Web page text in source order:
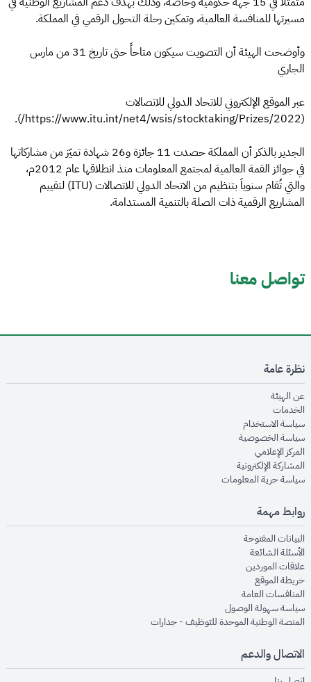
مسيرتها للمنافسة العالمية، وتمكين رحلة التحول الرقمي في المملكة.
وأوضحت الهيئة أن التصويت سيكون متاحاً حتى تاريخ 31 من مارس
الجاري
عبر الموقع الإلكتروني للاتحاد الدولي للاتصالات
(https://www.itu.int/net4/wsis/stocktaking/Prizes/2022/).
الجدير بالذكر أن المملكة حصدت 11 جائزة و26 شهادة تميّز من مشاركاتها
في جوائز القمة العالمية لمجتمع المعلومات منذ انطلاقها عام 2012م،
والتي تُقام سنوياَ بتنظيم من الاتحاد الدولي للاتصالات (ITU) لتقييم
المشاريع الرقمية ذات الصلة بالتنمية المستدامة.
تواصل معنا
نظرة عامة
عن الهيئةopens in new window
الخدماتopens in new window
سياسة الاستخدام
سياسة الخصوصيةopens in new window
المركز الإعلاميopens in new window
المشاركة الإلكترونيةopens in new window
سياسة حرية المعلوماتopens in new window
روابط مهمة
البيانات المفتوحةopens in new window
الأسئلة الشائعةopens in new window
علاقات الموردينopens in new window
خريطة الموقعopens in new window
المنافسات العامةopens in new window
سياسة سهولة الوصولopens in new window
المنصة الوطنية الموحدة للتوظيف - جداراتopens in new window
الاتصال والدعم